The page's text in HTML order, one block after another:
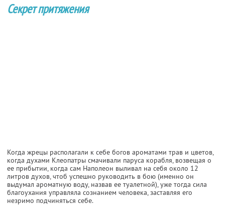
Секрет притяжения
Когда жрецы располагали к себе богов ароматами трав и цветов,
когда духами Клеопатры смачивали паруса корабля, возвещая о
ее прибытии, когда сам Наполеон выливал на себя около 12
литров духов, чтоб успешно руководить в бою (именно он
выдумал ароматную воду, назвав ее туалетной), уже тогда сила
благоухания управляла сознанием человека, заставляя его
незримо подчиняться себе.